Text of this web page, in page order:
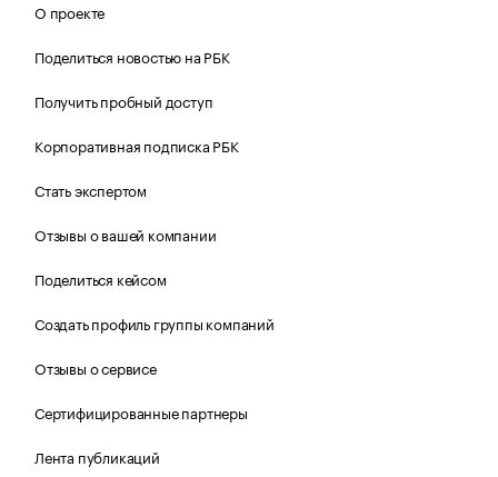
О проекте
Поделиться новостью на РБК
Получить пробный доступ
Корпоративная подписка РБК
Стать экспертом
Отзывы о вашей компании
Поделиться кейсом
Создать профиль группы компаний
Отзывы о сервисе
Сертифицированные партнеры
Лента публикаций